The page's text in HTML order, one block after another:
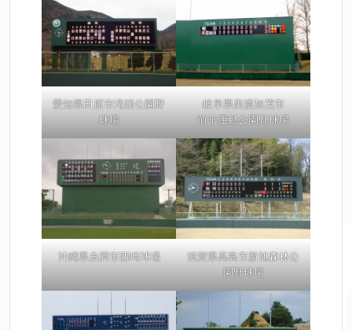
愛知県田原市滝頭公園野
球場
岐阜県美濃加茂市
前平運動公園野球場
沖縄県糸満市西崎球場
滋賀県高島市新旭森林公
園野球場